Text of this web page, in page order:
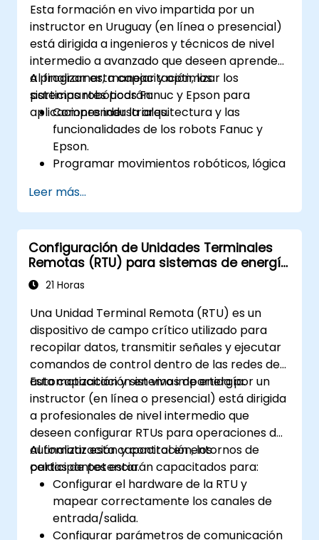
Esta formación en vivo impartida por un
instructor en Uruguay (en línea o presencial)
está dirigida a ingenieros y técnicos de nivel
intermedio a avanzado que deseen aprender
a programar, manejar y optimizar los
sistemas robóticos Fanuc y Epson para
aplicaciones industriales.
Al finalizar esta capacitación, los
participantes podrán:
Comprender la arquitectura y las
funcionalidades de los robots Fanuc y
Epson.
Programar movimientos robóticos, lógica
Implementar protocolos de seguridad y
técnicas de solución de problemas.
Optimizar los flujos de trabajo robóticos
para mejorar la eficiencia.
Leer más...
Configuración de Unidades Terminales
Remotas (RTU) para sistemas de energía
en automatización y control
21 Horas
Una Unidad Terminal Remota (RTU) es un
dispositivo de campo crítico utilizado para
recopilar datos, transmitir señales y ejecutar
comandos de control dentro de las redes de
automatización y sistemas de energía.
Esta capacitación en vivo impartida por un
instructor (en línea o presencial) está dirigida
a profesionales de nivel intermedio que
deseen configurar RTUs para operaciones de
automatización y control en entornos de
celdas de potencia.
Al finalizar esta capacitación, los
participantes estarán capacitados para:
Configurar el hardware de la RTU y
mapear correctamente los canales de
entrada/salida.
Configurar parámetros de comunicación